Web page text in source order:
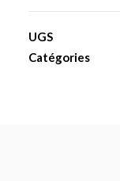
UGS
Catégories